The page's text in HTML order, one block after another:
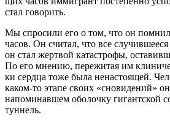
стал говорить.
Мы спро­си­ли его о том, что он
часов. Он счи­тал, что все
он стал жерт­вой ката­стро­фы,
По его мне­нию, пере­жи­тая им
ки серд­ца тоже была нена­сто­я­щей.
каком-то эта­пе сво­их «сно­ви­де­ний»
напо­ми­нав­шем обо­лоч­ку гигант­ской
туннель.